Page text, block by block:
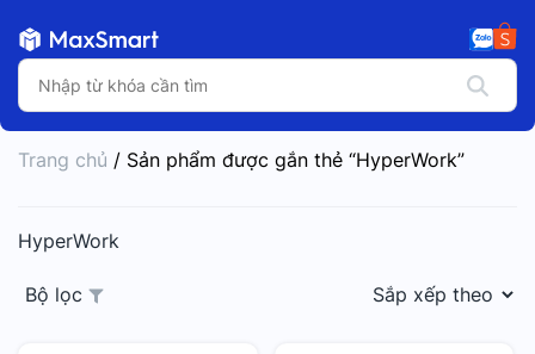
Trang chủ / Sản phẩm được gắn thẻ “HyperWork”
HyperWork
Bộ lọc